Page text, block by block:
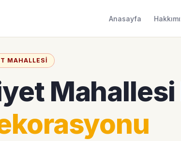
Anasayfa
MAHALLESI
Mahallesi